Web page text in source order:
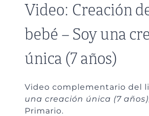
Video: Creación
bebé – Soy una
única (7 años)
Video complementario del
una creación única (7 años)
Primario.